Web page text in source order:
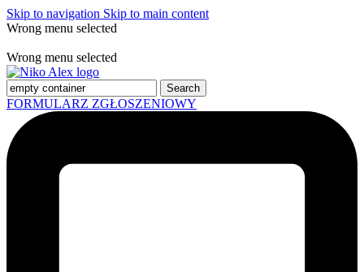
Skip to navigation Skip to main content
Wrong menu selected
Wrong menu selected
Search
FORMULARZ ZGŁOSZENIOWY